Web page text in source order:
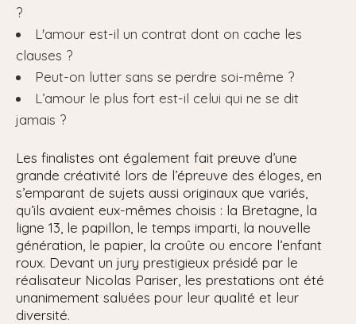
?
L'amour est-il un contrat dont on cache les
clauses ?
Peut-on lutter sans se perdre soi-même ?
L’amour le plus fort est-il celui qui ne se dit
jamais ?
Les finalistes ont également fait preuve d’une
grande créativité lors de l’épreuve des éloges, en
s’emparant de sujets aussi originaux que variés,
qu’ils avaient eux-mêmes choisis : la Bretagne, la
ligne 13, le papillon, le temps imparti, la nouvelle
génération, le papier, la croûte ou encore l’enfant
roux. Devant un jury prestigieux présidé par le
réalisateur Nicolas Pariser, les prestations ont été
unanimement saluées pour leur qualité et leur
diversité.